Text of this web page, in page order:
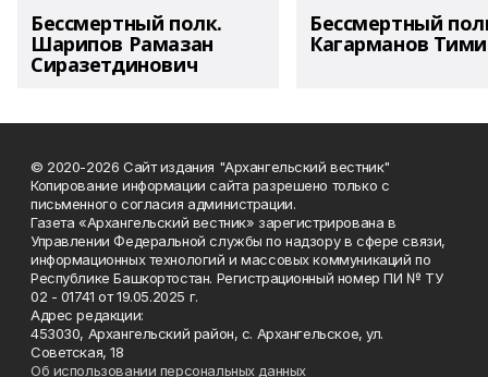
Бессмертный полк.
Шарипов Рамазан
Сиразетдинович
Бессмертный
Кагарманов
© 2020-2026 Сайт издания "Архангельский вестник"
Копирование информации сайта разрешено только с
письменного согласия администрации.
Газета «Архангельский вестник» зарегистрирована в
Управлении Федеральной службы по надзору в сфере связи,
информационных технологий и массовых коммуникаций по
Республике Башкортостан. Регистрационный номер ПИ № ТУ
02 - 01741 от 19.05.2025 г.
Адрес редакции:
453030, Архангельский район, с. Архангельское, ул.
Советская, 18
Об использовании персональных данных